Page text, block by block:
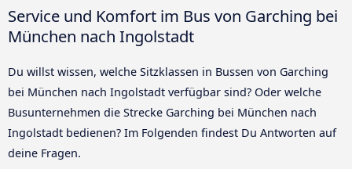
Service und Komfort im Bus von Garching bei
München nach Ingolstadt
Du willst wissen, welche Sitzklassen in Bussen von Garching
bei München nach Ingolstadt verfügbar sind? Oder welche
Busunternehmen die Strecke Garching bei München nach
Ingolstadt bedienen? Im Folgenden findest Du Antworten auf
deine Fragen.